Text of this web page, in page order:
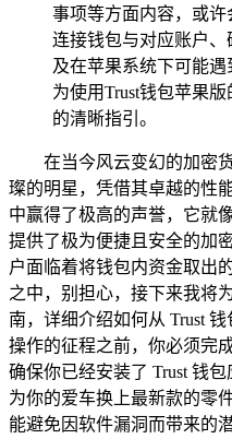
事项等方面内容，或
连接钱包与对应账户
及在苹果系统下可能
为使用Trust钱包苹果
的清晰指引。
在当今风云变幻的加密
璨的明星，凭借其卓越的性
中赢得了极高的声誉，它就
提供了极为便捷且安全的加
户面临着将钱包内资金取出
之中，别担心，接下来我将
南，详细介绍如何从 Trust 钱
操作的征程之前，你必须完
确保你已经安装了 Trust 钱
为你的爱车换上最新款的零
能避免因软件漏洞而带来的